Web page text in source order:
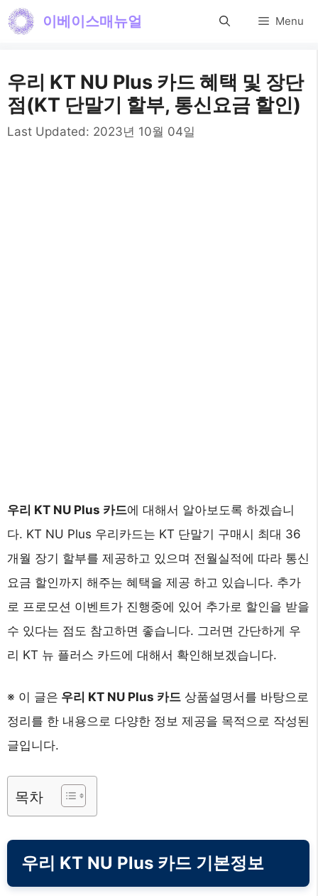
컨
로
건
너
이베이스매뉴얼 Menu
우리 KT NU Plus 카드 혜택 및 장단
점(KT 단말기 할부, 통신요금 할인)
Last Updated: 2023년 10월 04일
우리 KT NU Plus 카드에 대해서 알아보도록 하겠습니
다. KT NU Plus 우리카드는 KT 단말기 구매시 최대 36
개월 장기 할부를 제공하고 있으며 전월실적에 따라 통신
요금 할인까지 해주는 혜택을 제공 하고 있습니다. 추가
로 프로모션 이벤트가 진행중에 있어 추가로 할인을 받을
수 있다는 점도 참고하면 좋습니다. 그러면 간단하게 우
리 KT 뉴 플러스 카드에 대해서 확인해보겠습니다.
※ 이 글은 우리 KT NU Plus 카드 상품설명서를 바탕으로
정리를 한 내용으로 다양한 정보 제공을 목적으로 작성된
글입니다.
목차
우리 KT NU Plus 카드 기본정보